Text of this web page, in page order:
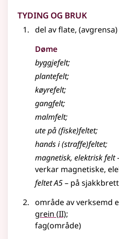
Tyding og bruk
del av flate,
Døme
byggjefelt;
plantefelt;
køyrefelt;
gangfelt;
malmfelt;
ute på (fiske)feltet;
hands i (straffe)feltet;
magnetisk, elektrisk felt
verkar magnetiske,
feltet A5– på sjakkbrett
område av verksemd
grein (2
II);
fag(område)